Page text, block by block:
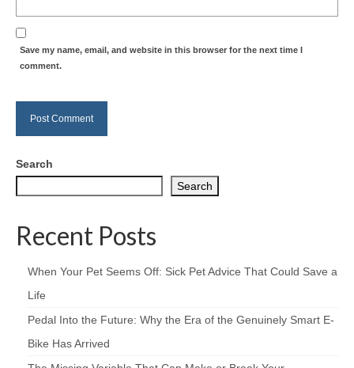
Save my name, email, and website in this browser for the next time I
comment.
Search
Search
Recent Posts
When Your Pet Seems Off: Sick Pet Advice That Could Save a
Life
Pedal Into the Future: Why the Era of the Genuinely Smart E-
Bike Has Arrived